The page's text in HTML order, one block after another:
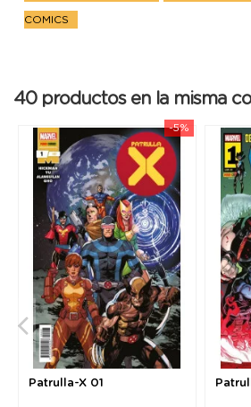
COMICS
40 productos en la misma
-5%
Patrulla-X 01